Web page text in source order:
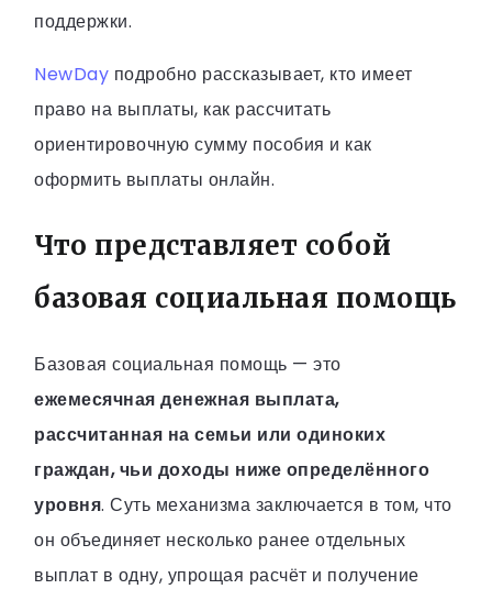
поддержки.
NewDay подробно рассказывает, кто имеет
право на выплаты, как рассчитать
ориентировочную сумму пособия и как
оформить выплаты онлайн.
Что представляет собой
базовая социальная помощь
Базовая социальная помощь — это
ежемесячная денежная выплата,
рассчитанная на семьи или одиноких
граждан, чьи доходы ниже определённого
уровня. Суть механизма заключается в том, что
он объединяет несколько ранее отдельных
выплат в одну, упрощая расчёт и получение